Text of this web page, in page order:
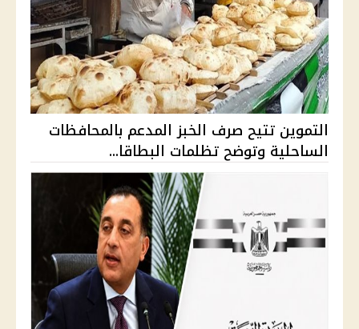
التموين تتيح صرف الخبز المدعم بالمحافظات
الساحلية وتوضح تظلمات البطاقا...